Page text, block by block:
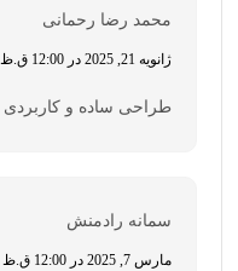
محمد رضا رحمانی
ژانویه 21, 2025 در 12:00 ق.ظ
طراحی ساده و کاربردی
سمانه رادمنش
مارس 7, 2025 در 12:00 ق.ظ